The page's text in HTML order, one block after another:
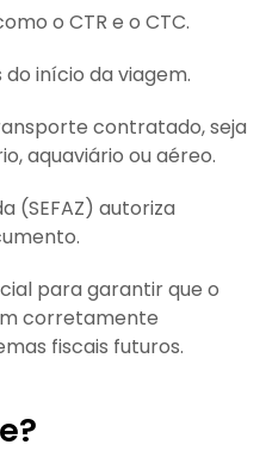
o CTR e o CTC.
início da viagem.
contratado, seja
aquaviário ou aéreo.
(SEFAZ) autoriza
para garantir que o
corretamente
fiscais futuros.